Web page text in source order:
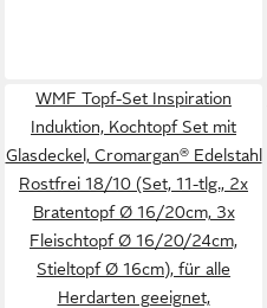
WMF Topf-Set Inspiration
Induktion, Kochtopf Set mit
Glasdeckel, Cromargan® Edelstahl
Rostfrei 18/10 (Set, 11-tlg., 2x
Bratentopf Ø 16/20cm, 3x
Fleischtopf Ø 16/20/24cm,
Stieltopf Ø 16cm), für alle
Herdarten geeignet,